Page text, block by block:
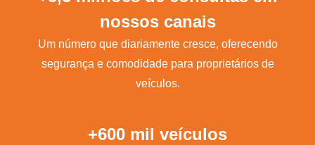
nossos canais
Um número que diariamente cresce, oferecendo
segurança e comodidade para proprietários de
veículos.
+600 mil veículos